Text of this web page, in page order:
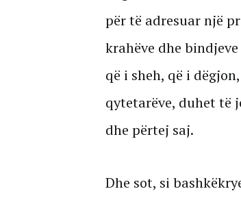
për të adresuar një
krahëve dhe
që i sheh, që i
qytetarëve, duhet të
dhe përtej saj.
Dhe sot, si